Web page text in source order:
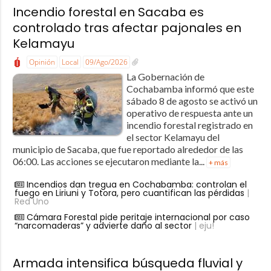
Incendio forestal en Sacaba es
controlado tras afectar pajonales en
Kelamayu
Opinión Local 09/Ago/2026
La Gobernación de
Cochabamba informó que este
sábado 8 de agosto se activó un
operativo de respuesta ante un
incendio forestal registrado en
el sector Kelamayu del
municipio de Sacaba, que fue reportado alrededor de las
06:00. Las acciones se ejecutaron mediante la...
+ más
Incendios dan tregua en Cochabamba: controlan el
fuego en Liriuni y Totora, pero cuantifican las pérdidas |
Red Uno
Cámara Forestal pide peritaje internacional por caso
“narcomaderas” y advierte daño al sector| eju!
Armada intensifica búsqueda fluvial y